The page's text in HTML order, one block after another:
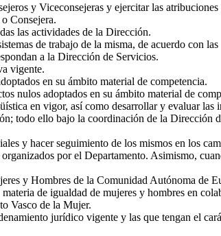
y Viceconsejeras y ejercitar las atribuciones
Consejera.
las actividades de la Dirección.
de trabajo de la misma, de acuerdo con
a la Dirección de Servicios.
vigente.
en su ámbito material de competencia.
nulos adoptados en su ámbito material de
en vigor, así como desarrollar y evaluar
todo ello bajo la coordinación de la
y hacer seguimiento de los mismos en los
por el Departamento. Asimismo,
y Hombres de la Comunidad Autónoma de
de igualdad de mujeres y hombres en
Vasco de la Mujer.
jurídico vigente y las que tengan el